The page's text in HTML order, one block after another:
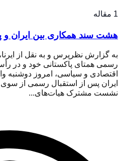
1 مقاله
هشت سند همکاری بین ایران و
به گزارش نظرپرس و به نقل از
رسمی همتای پاکستانی خود و در
اقتصادی و سیاسی، امروز دوشنبه
ایران پس از استقبال رسمی از
نشست مشترک هیات‌های...